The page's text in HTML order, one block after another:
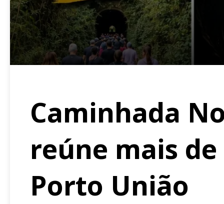
Caminhada
reúne mais
Porto União